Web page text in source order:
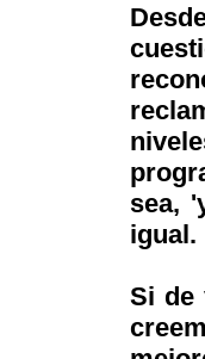
sea,
igual.
Si de